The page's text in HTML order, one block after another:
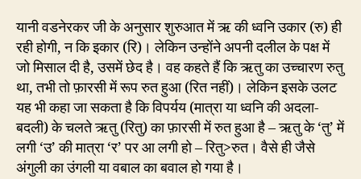
यानी वडनेरकर जी के अनुसार शुरुआत में ऋ की ध्वनि उकार (रु) ही
रही होगी, न कि इकार (रि)। लेकिन उन्होंने अपनी दलील के पक्ष में
जो मिसाल दी है, उसमें छेद है। वह कहते हैं कि ऋतु का उच्चारण रुतु
था, तभी तो फ़ारसी में रूप रुत हुआ (रित नहीं)। लेकिन इसके उलट
यह भी कहा जा सकता है कि विपर्यय (मात्रा या ध्वनि की अदला-
बदली) के चलते ऋतु (रितु) का फ़ारसी में रुत हुआ है – ऋतु के ‘तु’ में
लगी ‘उ’ की मात्रा ‘र’ पर आ लगी हो – रितु>रुत। वैसे ही जैसे
अंगुली का उंगली या वबाल का बवाल हो गया है।